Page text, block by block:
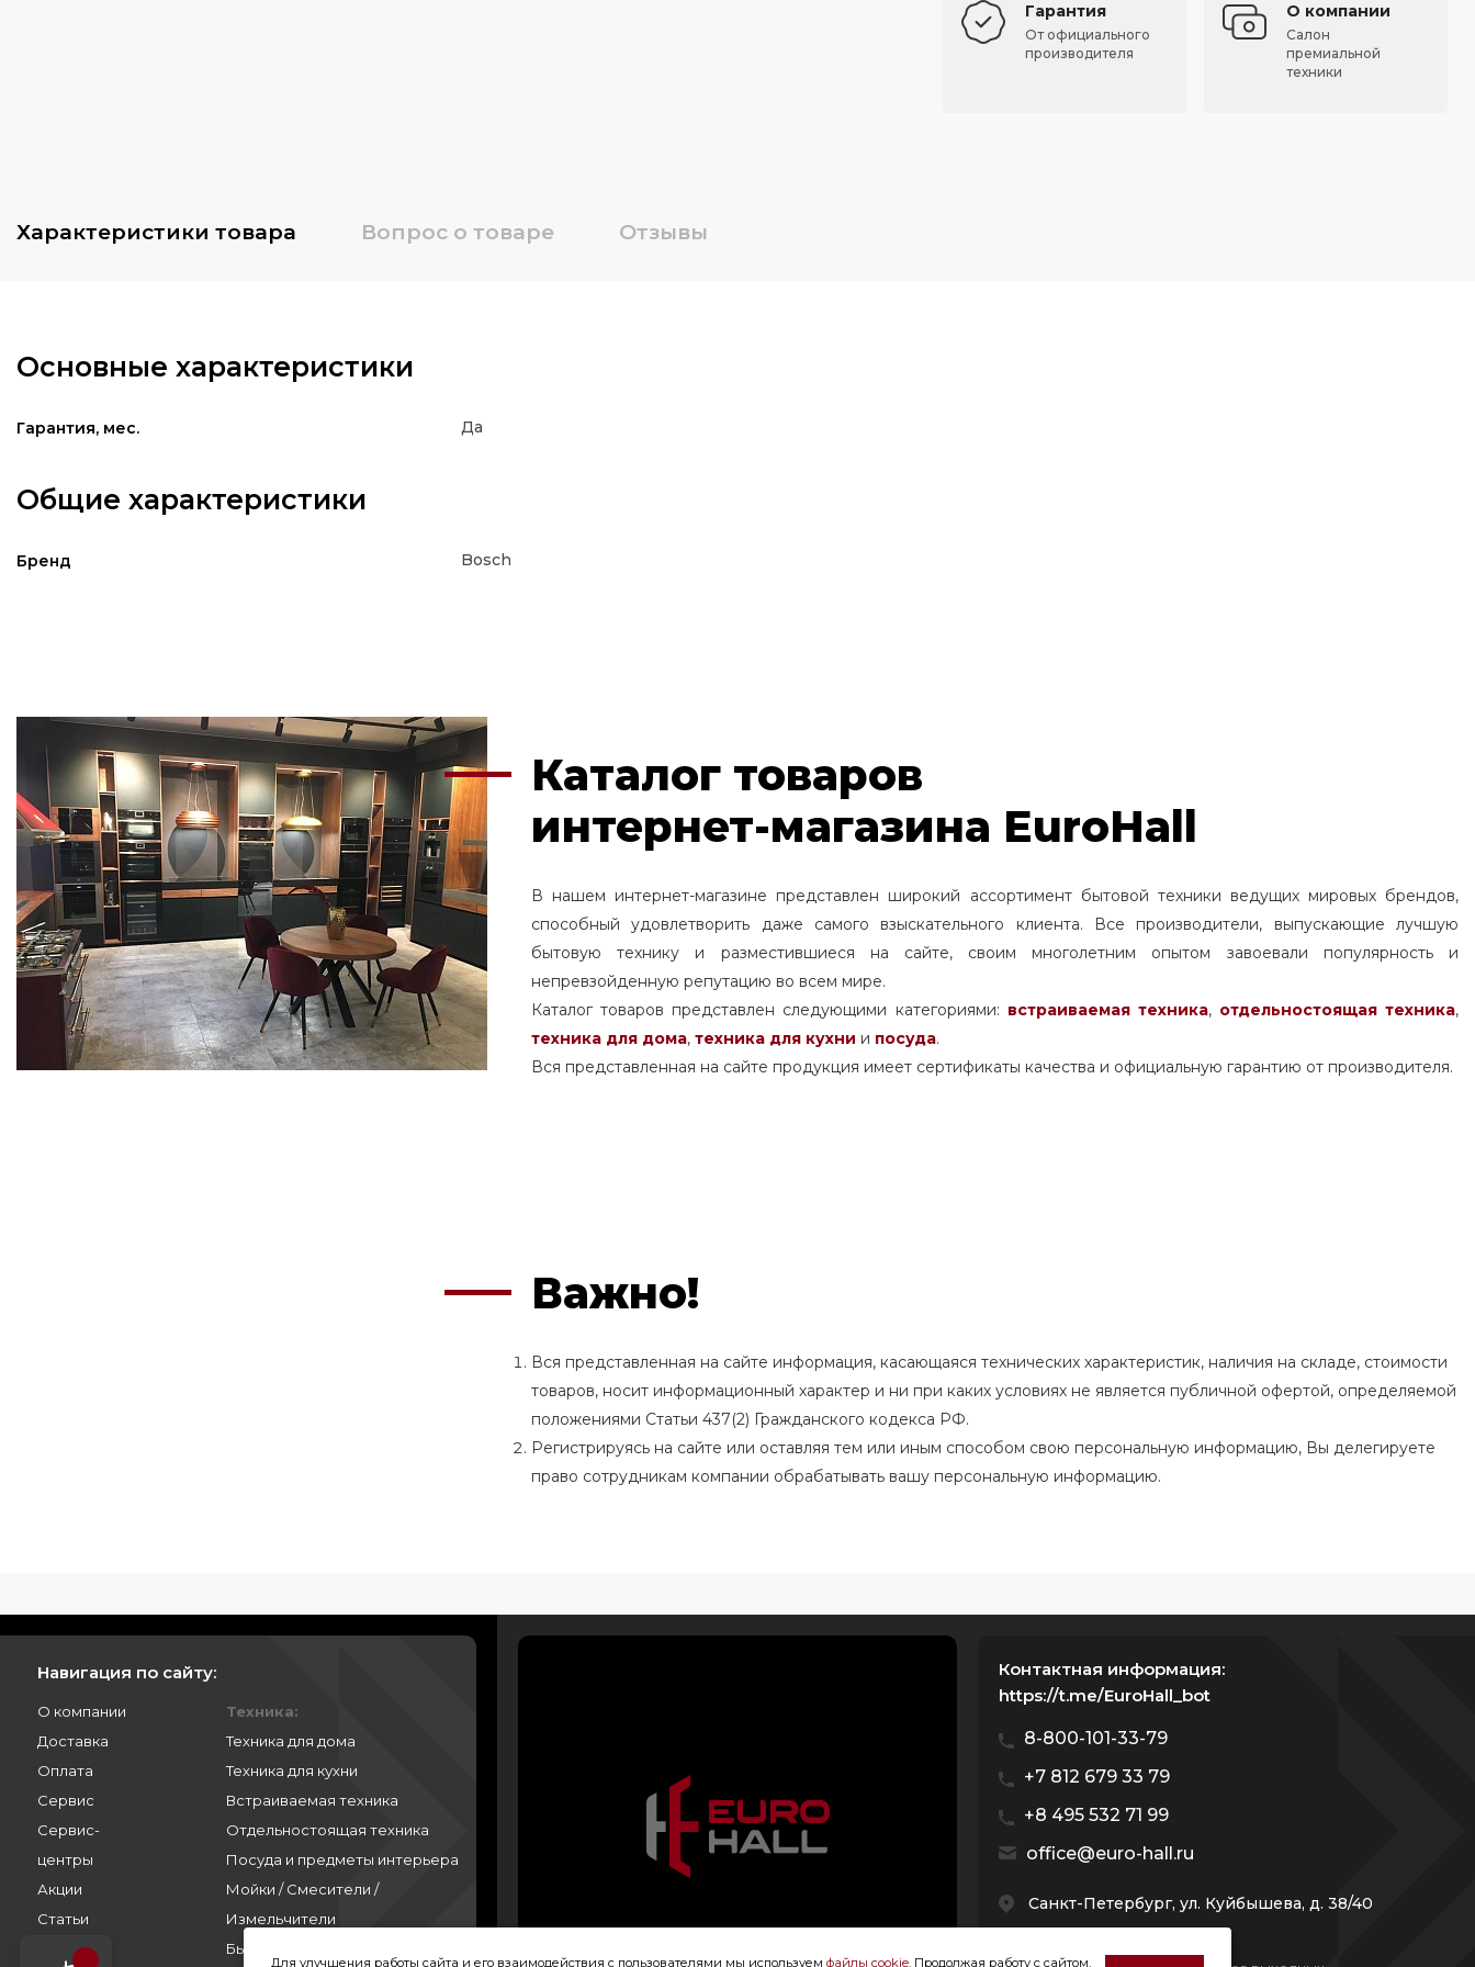
Гарантия
От официального
производителя
О компании
Салон
премиальной
техники
Характеристики товара Вопрос о товаре Отзывы
Основные характеристики
Гарантия, мес. Да
Общие характеристики
Бренд Bosch
Каталог товаров
интернет-магазина EuroHall
В нашем интернет-магазине представлен широкий ассортимент бытовой техники ведущих мировых брендов,
способный удовлетворить даже самого взыскательного клиента. Все производители, выпускающие лучшую
бытовую технику и разместившиеся на сайте, своим многолетним опытом завоевали популярность и
непревзойденную репутацию во всем мире.
Каталог товаров представлен следующими категориями: встраиваемая техника, отдельностоящаятехника,
техника для дома, техника для кухни и посуда.
Вся представленная на сайте продукция имеет сертификаты качества и официальную гарантию от производителя.
Важно!
Вся представленная на сайте информация, касающаяся технических характеристик, наличия на складе, стоимости
товаров, носит информационный характер и ни при каких условиях не является публичной офертой, определяемой
положениями Статьи 437(2) Гражданского кодекса РФ.
Регистрируясь на сайте или оставляя тем или иным способом свою персональную информацию, Вы делегируете
право сотрудникам компании обрабатывать вашу персональную информацию.
Навигация по сайту:
О компании
Доставка
Оплата
Сервис
Сервис-
центры
Акции
Статьи
Контакты
Техника:
Техника для дома
Техника для кухни
Встраиваемая техника
Отдельностоящая техника
Посуда и предметы интерьера
Мойки / Смесители /
Измельчители
Бытовая химия
Контактная информация:
https://t.me/EuroHall_bot
8-800-101-33-79
+7 812 679 33 79
+8 495 532 71 99
office@euro-hall.ru
Санкт-Петербург, ул. Куйбышева, д. 38/40
Для улучшения работы сайта и его взаимодействия с пользователями мы используем файлы cookie. Продолжая работу с сайтом,